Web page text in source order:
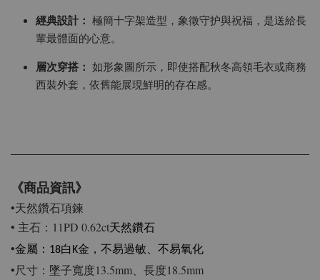
經典設計： 極簡十字架造型，象徵守护與祝福，是送給長
輩最體面的心意。
層次穿搭： 如形象圖所示，即使搭配秋冬高領毛衣或商務
西裝外套，依舊能展現鮮明的存在感。
《商品資訊》
•天然鑽石項鍊
• 主石：11PD 0.62ct天然鑽石
•金屬：18白K金，不易過敏、不易氧化
•尺寸：墜子寬度13.5mm、長度18.5mm